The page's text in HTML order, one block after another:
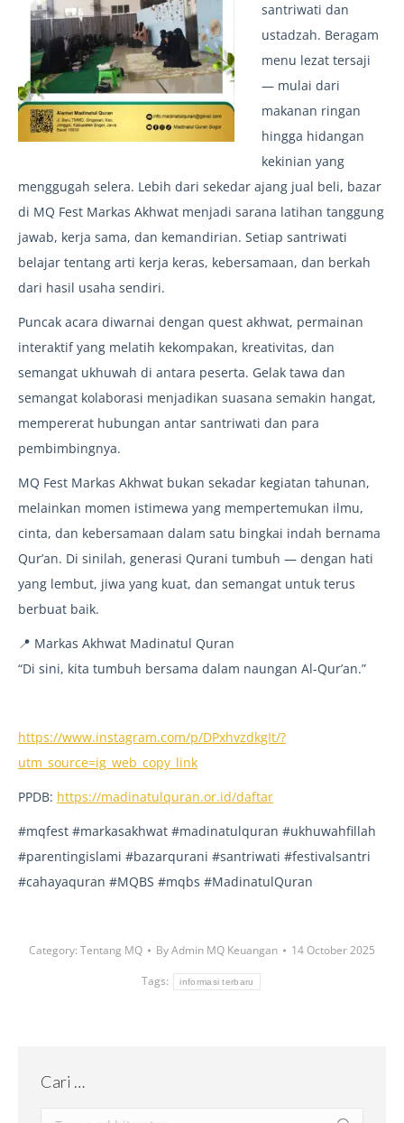
santriwati dan
ustadzah. Beragam
menu lezat tersaji
— mulai dari
makanan ringan
hingga hidangan
kekinian yang
menggugah selera. Lebih dari sekedar ajang jual beli, bazar
di MQ Fest Markas Akhwat menjadi sarana latihan tanggung
jawab, kerja sama, dan kemandirian. Setiap santriwati
belajar tentang arti kerja keras, kebersamaan, dan berkah
dari hasil usaha sendiri.
Puncak acara diwarnai dengan quest akhwat, permainan
interaktif yang melatih kekompakan, kreativitas, dan
semangat ukhuwah di antara peserta. Gelak tawa dan
semangat kolaborasi menjadikan suasana semakin hangat,
mempererat hubungan antar santriwati dan para
pembimbingnya.
MQ Fest Markas Akhwat bukan sekadar kegiatan tahunan,
melainkan momen istimewa yang mempertemukan ilmu,
cinta, dan kebersamaan dalam satu bingkai indah bernama
Qur’an. Di sinilah, generasi Qurani tumbuh — dengan hati
yang lembut, jiwa yang kuat, dan semangat untuk terus
berbuat baik.
📍 Markas Akhwat Madinatul Quran
“Di sini, kita tumbuh bersama dalam naungan Al-Qur’an.”
https://www.instagram.com/p/DPxhvzdkgIt/?
utm_source=ig_web_copy_link
PPDB: https://madinatulquran.or.id/daftar
#mqfest #markasakhwat #madinatulquran #ukhuwahfillah
#parentingislami #bazarqurani #santriwati #festivalsantri
#cahayaquran #MQBS #mqbs #MadinatulQuran
Category: Tentang MQ ByAdmin MQ Keuangan
14 October 2025
Tags:
informasi terbaru
Cari …